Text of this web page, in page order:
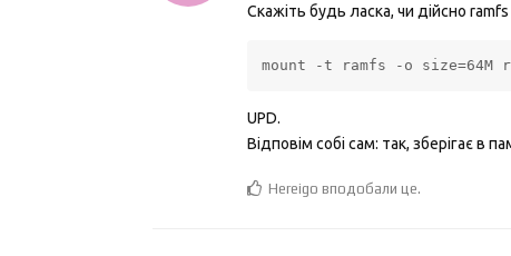
Скажіть будь ласка, чи дійсно
mount -t ramfs -o size=64M
UPD.
Відповім собі сам: так, зберігає в
Hereigo вподобали це.